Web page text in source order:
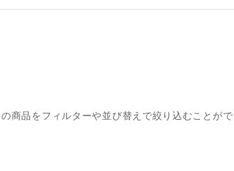
商品をフィルターや並び替えで絞り込むことがで